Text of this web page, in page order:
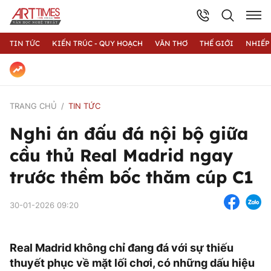
TIN TỨC KIẾN TRÚC - QUY HOẠCH VĂN THƠ THẾ GIỚI
TRANG CHỦ TIN TỨC
Nghi án đấu đá nội bộ giữa
cầu thủ Real Madrid ngay
trước thềm bốc thăm cúp C1
30-01-2026 09:20
Real Madrid không chỉ đang đá với sự thiếu
thuyết phục về mặt lối chơi, có những dấu hiệu